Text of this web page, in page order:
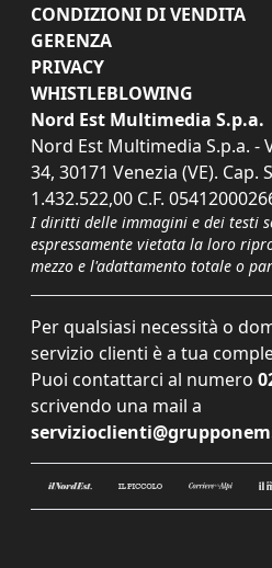
CONDIZIONI DI VENDITA
GERENZA
PRIVACY
WHISTLEBLOWING
Nord Est Multimedia S.p.a.
Nord Est Multimedia S.p.a. -
34, 30171 Venezia (VE). Cap.
1.432.522,00 C.F.
I diritti delle immagini e dei testi
espressamente vietata la loro
mezzo e l'adattamento totale o
Per qualsiasi necessità o
servizio clienti è a tua
Puoi contattarci al numero
scrivendo una mail a